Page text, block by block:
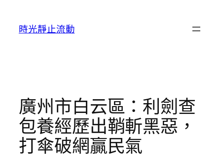
時光靜止流動
廣州市白云區：利劍查
包養經歷出鞘斬黑惡，
打傘破網贏民氣